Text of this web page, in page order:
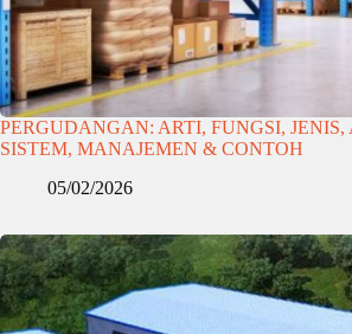
PERGUDANGAN: ARTI, FUNGSI,
SISTEM, MANAJEMEN & CONTOH
05/02/2026